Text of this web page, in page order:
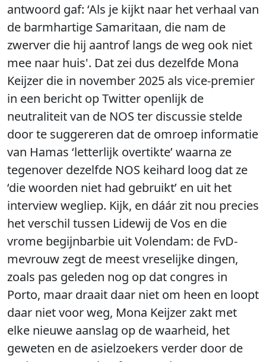
antwoord gaf: ‘Als je kijkt naar het verhaal van
de barmhartige Samaritaan, die nam de
zwerver die hij aantrof langs de weg ook niet
mee naar huis'. Dat zei dus dezelfde Mona
Keijzer die in november 2025 als vice-premier
in een bericht op Twitter openlijk de
neutraliteit van de NOS ter discussie stelde
door te suggereren dat de omroep informatie
van Hamas ‘letterlijk overtikte’ waarna ze
tegenover dezelfde NOS keihard loog dat ze
‘die woorden niet had gebruikt’ en uit het
interview wegliep. Kijk, en dáár zit nou precies
het verschil tussen Lidewij de Vos en die
vrome begijnbarbie uit Volendam: de FvD-
mevrouw zegt de meest vreselijke dingen,
zoals pas geleden nog op dat congres in
Porto, maar draait daar niet om heen en loopt
daar niet voor weg, Mona Keijzer zakt met
elke nieuwe aanslag op de waarheid, het
geweten en de asielzoekers verder door de